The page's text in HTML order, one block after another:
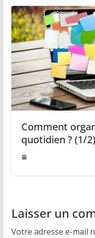
liste
Comment
quotidien ? (1/2)
Laisser un
Votre adresse e-mail